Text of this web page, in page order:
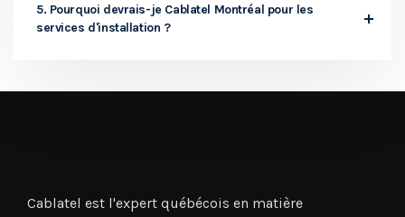
5. Pourquoi devrais-je Cablatel Montréal pour les
services d'installation ?
Cablatel est l'expert québécois en matière